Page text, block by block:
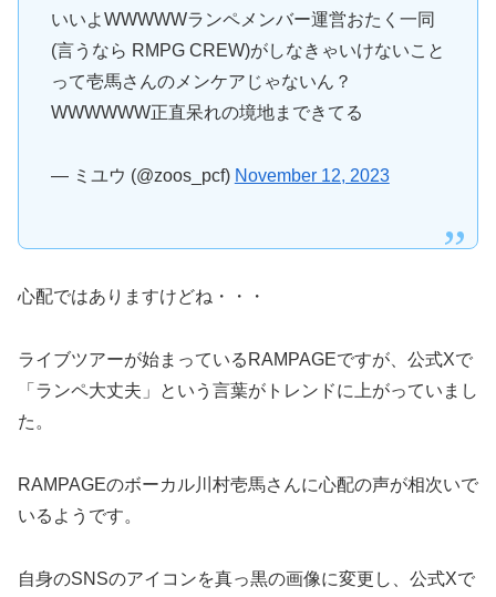
いいよWWWWWランペメンバー運営おたく一同
(言うなら RMPG CREW)がしなきゃいけないこと
って壱馬さんのメンケアじゃないん？
WWWWWW正直呆れの境地まできてる
— ミユウ (@zoos_pcf) November 12, 2023
心配ではありますけどね・・・
ライブツアーが始まっているRAMPAGEですが、公式Xで
「ランペ大丈夫」という言葉がトレンドに上がっていまし
た。
RAMPAGEのボーカル川村壱馬さんに心配の声が相次いで
いるようです。
自身のSNSのアイコンを真っ黒の画像に変更し、公式Xで